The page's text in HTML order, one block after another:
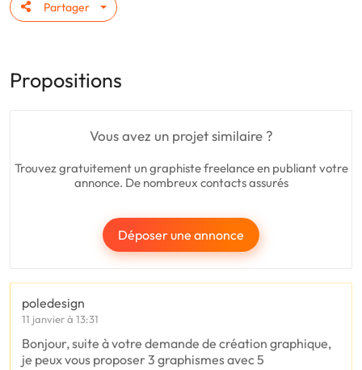
Partager
Propositions
Vous avez un projet similaire ?
Trouvez gratuitement un graphiste freelance en publiant votre
annonce. De nombreux contacts assurés
Déposer une annonce
poledesign
11 janvier à 13:31
Bonjour, suite à votre demande de création graphique,
je peux vous proposer 3 graphismes avec 5